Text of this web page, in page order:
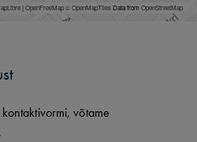
|OpenFreeMap© OpenMapTilesData from OpenStreetMap
võtame